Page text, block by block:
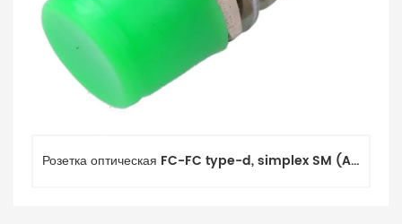
Розетка оптическая FC-FC type-d, simplex SM (APC)